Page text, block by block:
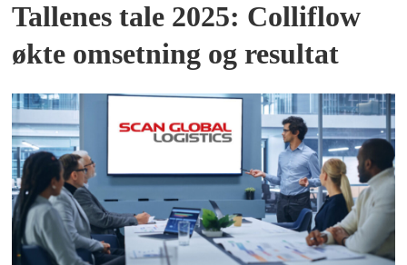
Tallenes tale 2025: Colliflow
økte omsetning og resultat